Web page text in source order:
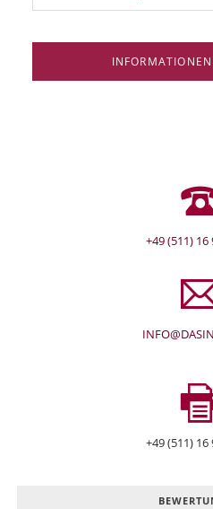
+49 (511) 16
+49 (511) 16